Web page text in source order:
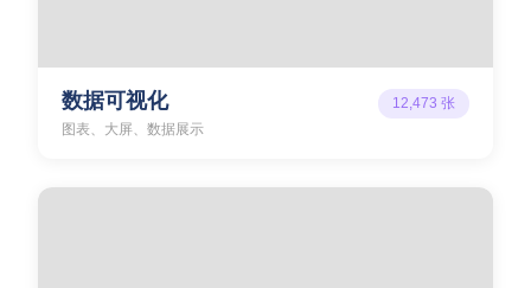
数据可视化
图表、大屏、数据展示
12,473 张